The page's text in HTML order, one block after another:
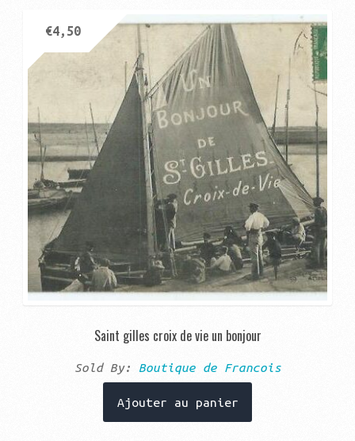
Saint gilles croix de vie un bonjour
€4,50
Sold By: Boutique de Francois
Ajouter au panier